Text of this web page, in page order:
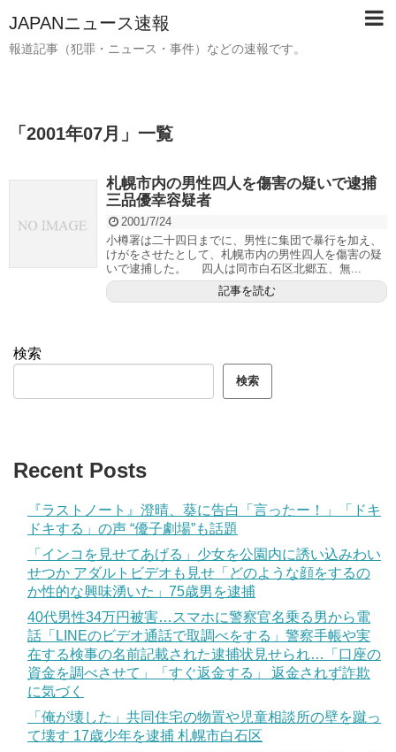
JAPANニュース速報
報道記事（犯罪・ニュース・事件）などの速報です。
「 2001年07月 」 一覧
札幌市内の男性四人を傷害の疑いで逮捕
三品優幸容疑者
2001/7/24
小樽署は二十四日までに、男性に集団で暴行を加え、
けがをさせたとして、札幌市内の男性四人を傷害の疑
いで逮捕した。 四人は同市白石区北郷五、無...
記事を読む
検索
検索
Recent Posts
『ラストノート』澄晴、葵に告白「言ったー！」「ドキ
ドキする」の声 “優子劇場”も話題
「インコを見せてあげる」少女を公園内に誘い込みわい
せつか アダルトビデオも見せ「どのような顔をするの
か性的な興味湧いた」75歳男を逮捕
40代男性34万円被害…スマホに警察官名乗る男から電
話「LINEのビデオ通話で取調べをする」警察手帳や実
在する検事の名前記載された逮捕状見せられ…「口座の
資金を調べさせて」「すぐ返金する」 返金されず詐欺
に気づく
「俺が壊した」共同住宅の物置や児童相談所の壁を蹴っ
て壊す 17歳少年を逮捕 札幌市白石区